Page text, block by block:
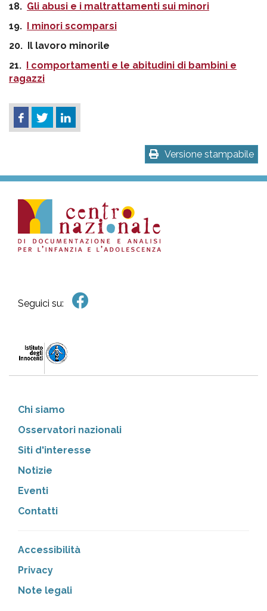
18. Gli abusi e i maltrattamenti sui minori
19. I minori scomparsi
20. Il lavoro minorile
21. I comportamenti e le abitudini di bambini e
ragazzi
Versione stampabile
Seguici su:
Chi siamo
Osservatori nazionali
Siti d'interesse
Notizie
Eventi
Contatti
Accessibilità
Privacy
Note legali